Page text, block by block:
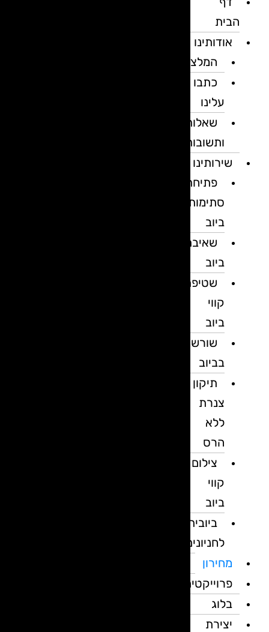
הבית
אודותינו
המלצות
כתבו
עלינו
שאלות
ותשובות
שירותינו
פתיחת
סתימות
ביוב
שאיבת
ביוב
שטיפת
קווי
ביוב
שורשים
בביוב
תיקון
צנרת
ללא
הרס
צילום
קווי
ביוב
ביובית
לחניונים
מחירון
פרוייקטים
בלוג
יצירת